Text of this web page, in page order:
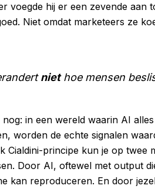
voegde hij er een zevende aan
Niet omdat marketeers ze
niethoe mensen
in een wereld waarin AI
worden de echte signalen
Cialdini-principe kun je op twee
Door AI, oftewel met output
kan reproduceren. En door